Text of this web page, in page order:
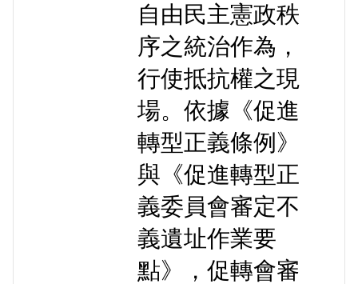
自由民主憲政秩
序之統治作為，
行使抵抗權之現
場。依據《促進
轉型正義條例》
與《促進轉型正
義委員會審定不
義遺址作業要
點》，促轉會審